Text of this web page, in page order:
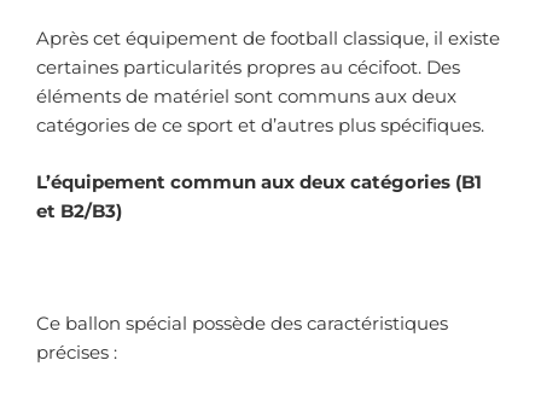
Après cet équipement de football classique, il existe
certaines particularités propres au cécifoot. Des
éléments de matériel sont communs aux deux
catégories de ce sport et d’autres plus spécifiques.
L’équipement commun aux deux catégories (B1
et B2/B3)
Ce ballon spécial possède des caractéristiques
précises :